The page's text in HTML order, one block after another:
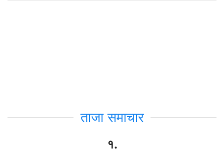
ताजा समाचार
१.